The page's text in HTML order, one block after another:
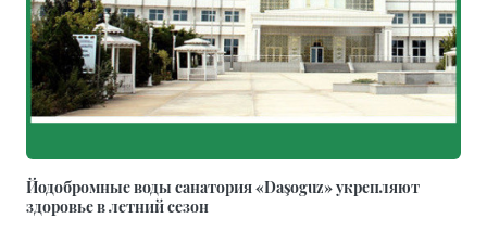
Йодобромные воды санатория «Daşoguz» укрепляют
здоровье в летний сезон